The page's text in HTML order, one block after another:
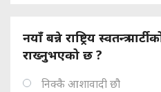
नयाँ बन्ने राष्ट्रिय स्वतन्त्र
राख्नुभएको छ ?
निक्कै आशावादी छौ